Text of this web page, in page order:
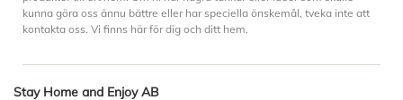
kunna göra oss ännu bättre eller har speciella önskemål, tveka inte att
kontakta oss. Vi finns här för dig och ditt hem.
Stay Home and Enjoy AB